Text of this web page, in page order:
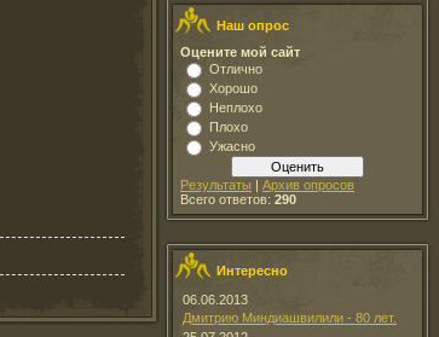
Наш опрос
Оцените мой сайт
Отлично
Хорошо
Неплохо
Плохо
Ужасно
Результаты | Архив опросов
Всего ответов: 290
Интересно
06.06.2013
Дмитрию Миндиашвилили - 80 лет.